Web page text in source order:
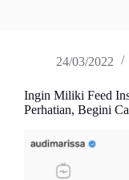
24/03/2022
Ingin Miliki Feed
Perhatian, Begini